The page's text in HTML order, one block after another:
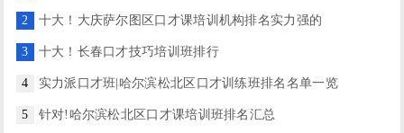
2 十大！大庆萨尔图区口才课培训机构排名实力强的
3 十大！长春口才技巧培训班排行
4 实力派口才班|哈尔滨松北区口才训练班排名名单一览
5 针对!哈尔滨松北区口才课培训班排名汇总